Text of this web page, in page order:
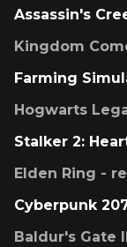
Assassin's
Kingdom
Farming
Hogwarts
Stalker 2:
Elden Ring -
Cyberpunk
Baldur's Gate